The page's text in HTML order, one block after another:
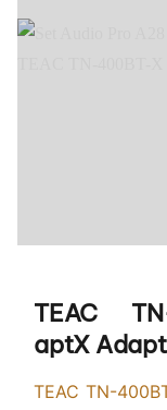
TEAC
aptX
TEAC TN-